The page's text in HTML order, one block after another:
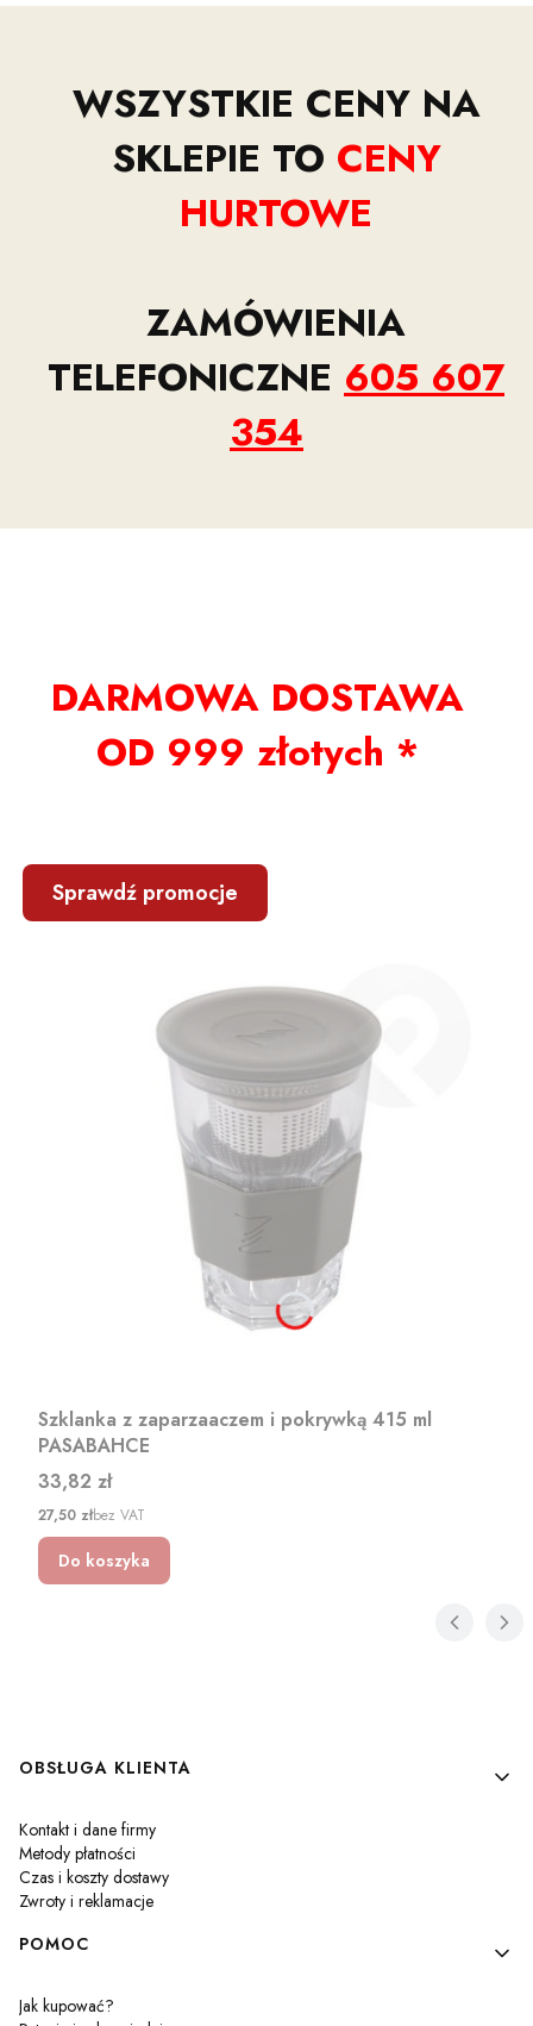
WSZYSTKIE CENY NA
SKLEPIE TO CENY
HURTOWE
ZAMÓWIENIA
TELEFONICZNE 605 607
354
DARMOWA DOSTAWA
OD 999 złotych *
Sprawdź promocje
Szklanka z zaparzaaczem i pokrywką 415 ml
PASABAHCE
Cena
33,82 zł
Cena
27,50 złbez VAT
Do koszyka
Linki w stopce
OBSŁUGA KLIENTA
Kontakt i dane firmy
Metody płatności
Czas i koszty dostawy
Zwroty i reklamacje
POMOC
Jak kupować?